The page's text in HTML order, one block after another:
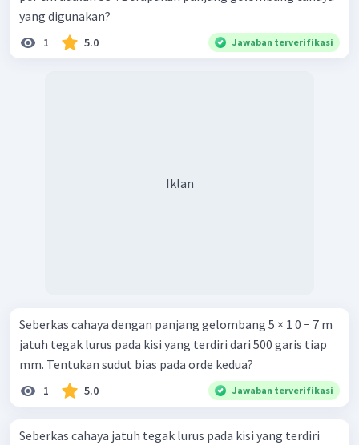
yang digunakan?
1 5.0 Jawaban terverifikasi
Iklan
Seberkas cahaya dengan panjang gelombang 5 × 1 0 − 7 m
jatuh tegak lurus pada kisi yang terdiri dari 500 garis tiap
mm. Tentukan sudut bias pada orde kedua?
1 5.0 Jawaban terverifikasi
Seberkas cahaya jatuh tegak lurus pada kisi yang terdiri